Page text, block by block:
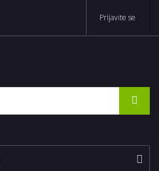
Prijavite se